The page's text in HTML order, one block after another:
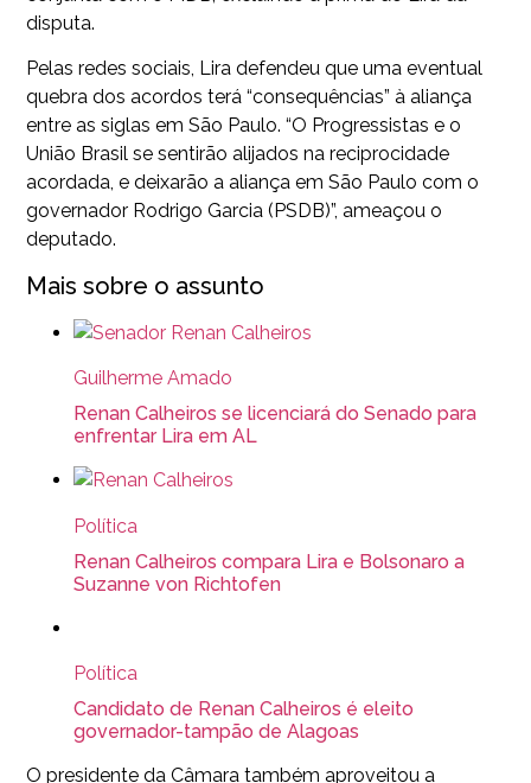
disputa.
Pelas redes sociais, Lira defendeu que uma eventual
quebra dos acordos terá “consequências” à aliança
entre as siglas em São Paulo. “O Progressistas e o
União Brasil se sentirão alijados na reciprocidade
acordada, e deixarão a aliança em São Paulo com o
governador Rodrigo Garcia (PSDB)”, ameaçou o
deputado.
Mais sobre o assunto
Guilherme Amado
Renan Calheiros se licenciará do Senado para
enfrentar Lira em AL
Política
Renan Calheiros compara Lira e Bolsonaro a
Suzanne von Richtofen
Política
Candidato de Renan Calheiros é eleito
governador-tampão de Alagoas
O presidente da Câmara também aproveitou a